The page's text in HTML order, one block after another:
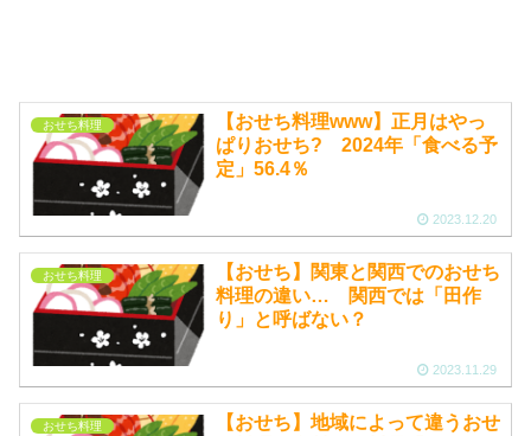
おせち料理
【おせち料理www】正月はやっ
ぱりおせち? 2024年「食べる予
定」56.4％
2023.12.20
おせち料理
【おせち】関東と関西でのおせち
料理の違い… 関西では「田作
り」と呼ばない？
2023.11.29
おせち料理
【おせち】地域によって違うおせ